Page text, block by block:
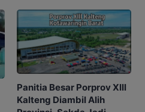
Panitia Besar Porprov Xlll
Kalteng Diambil Alih